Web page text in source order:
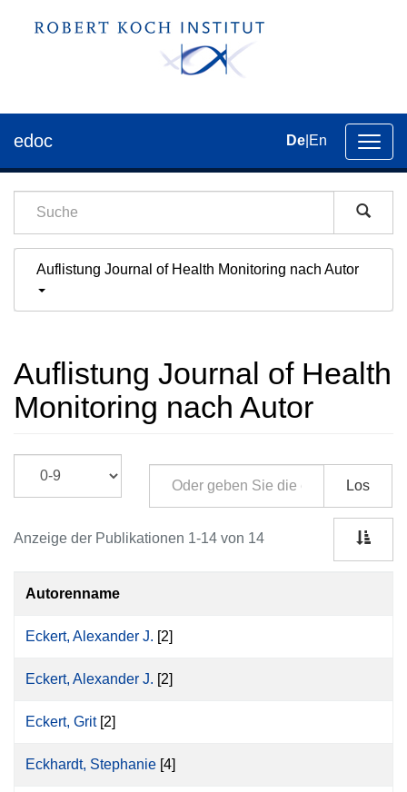
der
edoc De En
Auflistung Journal of Health Monitoring nach Autor
Auflistung Journal of Health
Monitoring nach Autor
Los
Anzeige der Publikationen 1-14 von 14
Autorenname
Eckert, Alexander J. [2]
Eckert, Alexander J. [2]
Eckert, Grit[2]
Eckhardt, Stephanie [4]